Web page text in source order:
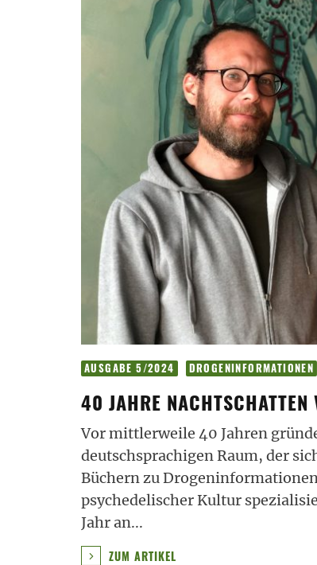
AUSGABE 5/2024 DROGENINFORMATIONEN
40 JAHRE
Vor mittlerweile 40 Jahren
deutschsprachigen Raum, der
Büchern zu
psychedelischer Kultur
Jahr an...
ZUM ARTIKEL